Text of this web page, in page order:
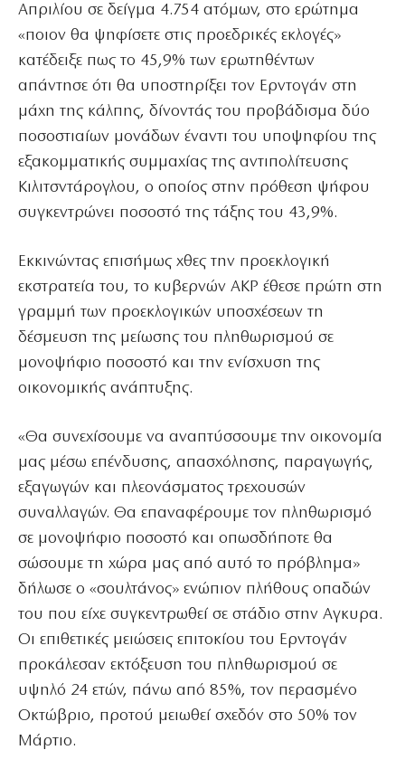
Απριλίου σε δείγμα 4.754 ατόμων, στο ερώτημα
«ποιον θα ψηφίσετε στις προεδρικές εκλογές»
κατέδειξε πως το 45,9% των ερωτηθέντων
απάντησε ότι θα υποστηρίξει τον Ερντογάν στη
μάχη της κάλπης, δίνοντάς του προβάδισμα δύο
ποσοστιαίων μονάδων έναντι του υποψηφίου της
εξακομματικής συμμαχίας της αντιπολίτευσης
Κιλιτσντάρογλου, ο οποίος στην πρόθεση ψήφου
συγκεντρώνει ποσοστό της τάξης του 43,9%.
Εκκινώντας επισήμως χθες την προεκλογική
εκστρατεία του, το κυβερνών AKP έθεσε πρώτη στη
γραμμή των προεκλογικών υποσχέσεων τη
δέσμευση της μείωσης του πληθωρισμού σε
μονοψήφιο ποσοστό και την ενίσχυση της
οικονομικής ανάπτυξης.
«Θα συνεχίσουμε να αναπτύσσουμε την οικονομία
μας μέσω επένδυσης, απασχόλησης, παραγωγής,
εξαγωγών και πλεονάσματος τρεχουσών
συναλλαγών. Θα επαναφέρουμε τον πληθωρισμό
σε μονοψήφιο ποσοστό και οπωσδήποτε θα
σώσουμε τη χώρα μας από αυτό το πρόβλημα»
δήλωσε ο «σουλτάνος» ενώπιον πλήθους οπαδών
του που είχε συγκεντρωθεί σε στάδιο στην Αγκυρα.
Οι επιθετικές μειώσεις επιτοκίου του Ερντογάν
προκάλεσαν εκτόξευση του πληθωρισμού σε
υψηλό 24 ετών, πάνω από 85%, τον περασμένο
Οκτώβριο, προτού μειωθεί σχεδόν στο 50% τον
Μάρτιο.